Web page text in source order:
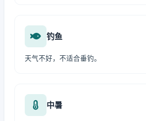
钓鱼
天气不好，不适合垂钓。
中暑